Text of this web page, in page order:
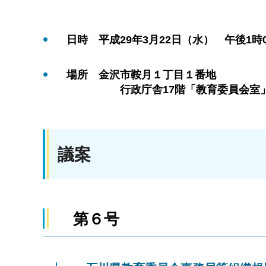
日時 平成29年3月22日（水） 午後1時
場所 金沢市鞍月１丁目１番地
行政庁舎17階「教育委員会室
議案
第６号